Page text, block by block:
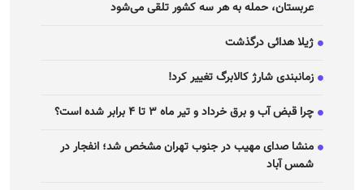
عربستان، حمله به هر سه کشور تلقی می‌شود
ژیلا هدائی درگذشت
زمانبندی شارژ کالابرگ تغییر کرد!
چرا قبض آب و برق خرداد و تیر ماه ۳ تا ۴ برابر شده است؟
منشا صدای مهیب در جنوب تهران مشخص شد؛ انفجار در
شمس آباد